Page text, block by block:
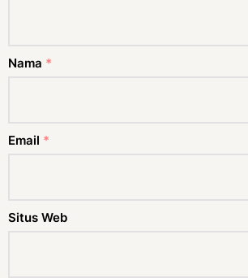
Nama *
Email *
Situs Web